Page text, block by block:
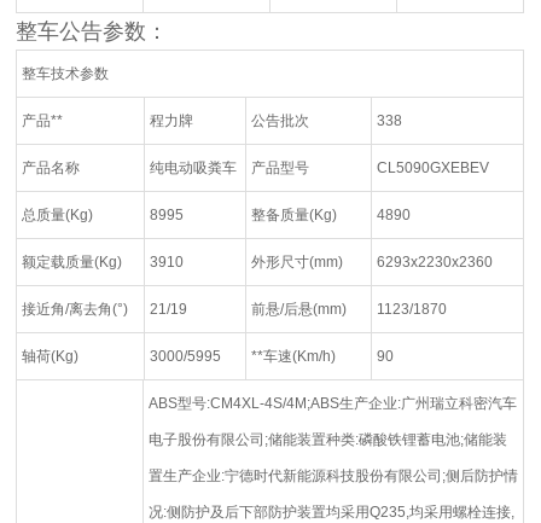
整车公告参数 ：
整车技术参数
产品** 程力牌 公告批次 338
产品名称 纯电动吸粪车 产品型号 CL5090GXEBEV
总质量(Kg) 8995 整备质量(Kg) 4890
额定载质量(Kg) 3910 外形尺寸(mm) 6293x2230x2360
接近角/离去角(°) 21/19 前悬/后悬(mm) 1123/1870
轴荷(Kg) 3000/5995 **车速(Km/h) 90
ABS型号:CM4XL-4S/4M;ABS生产企业:广州瑞立科密汽车
电子股份有限公司;储能装置种类:磷酸铁锂蓄电池;储能装
置生产企业:宁德时代新能源科技股份有限公司;侧后防护情
况:侧防护及后下部防护装置均采用Q235,均采用螺栓连接,